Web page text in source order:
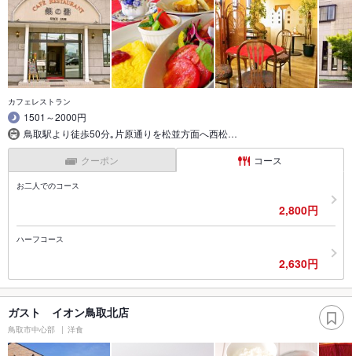
カフェレストラン
1501～2000円
鳥取駅より徒歩50分｡片原通りを松並方面へ西松…
クーポン コース
お二人でのコース
2,800円
ハーフコース
2,630円
ガスト イオン鳥取北店
鳥取市中心部 洋食